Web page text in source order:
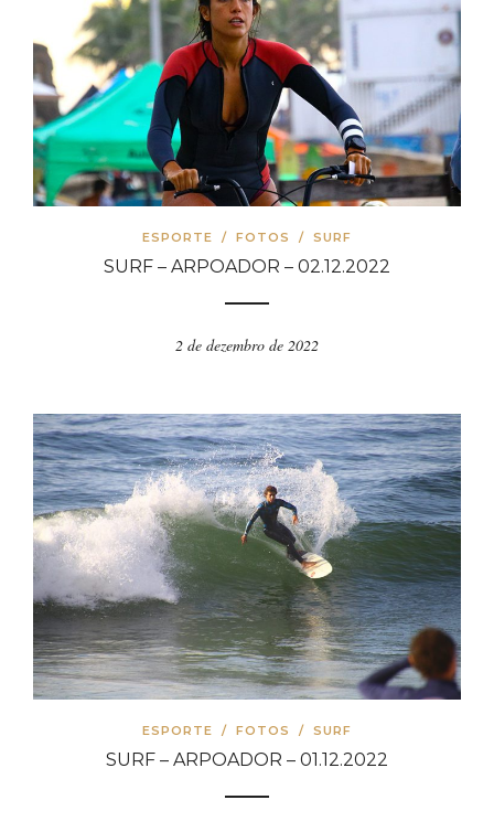
ESPORTE /FOTOS/SURF
SURF – ARPOADOR – 02.12.2022
2 de dezembro de 2022
ESPORTE/FOTOS/SURF
SURF – ARPOADOR – 01.12.2022
1 de dezembro de 2022